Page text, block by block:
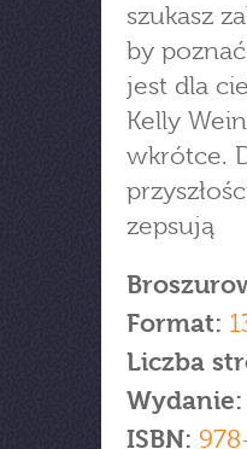
szukasz
by
jest dla
Kelly
wkrótce.
zepsują
Format:
Liczba
Wydanie:
ISBN: